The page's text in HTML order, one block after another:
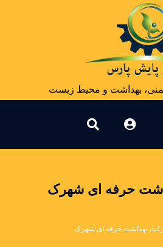
بهداشت و محیط زیست
حرفه ای شهرک
حرفه ای شهرک